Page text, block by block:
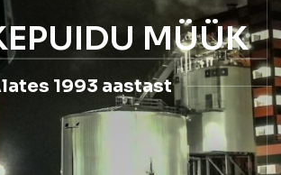
MÜÜK
1993 aastast